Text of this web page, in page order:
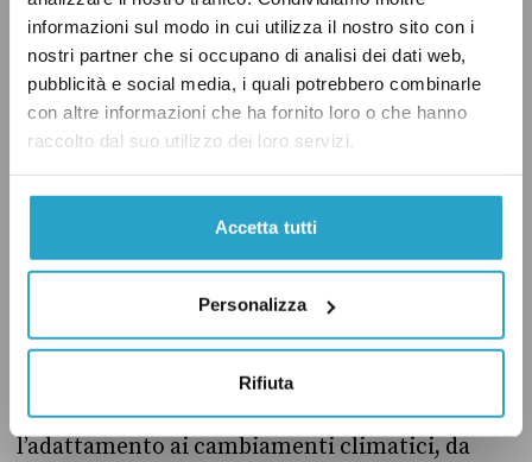
informazioni sul modo in cui utilizza il nostro sito con i
nostri partner che si occupano di analisi dei dati web,
pubblicità e social media, i quali potrebbero combinarle
con altre informazioni che ha fornito loro o che hanno
raccolto dal suo utilizzo dei loro servizi.
Accetta tutti
Personalizza
Rifiuta
Come previsto dalla procedura di Vas, in due
riunioni svolte tra novembre e dicembre il
Pnaccè stato presentatoalle regioni, che
dovranno esaminarlo e fornire le loro
passaggio, e solo quando la Vas sarà conclusa, il
Ministero dell’Ambiente e della Sicurezza
energetica potrà dare il via libera definitivo al
All’entrata in vigore del Pnacc è legata anche
l’attivazione di un Osservatorio nazionale per
l’adattamento ai cambiamenti climatici, da